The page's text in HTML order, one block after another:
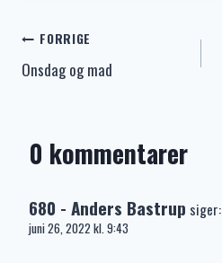
Indlægsnavigation
FORRIGE
Onsdag og mad
0 kommentarer
680 - Anders Bastrup siger:
juni 26, 2022 kl. 9:43